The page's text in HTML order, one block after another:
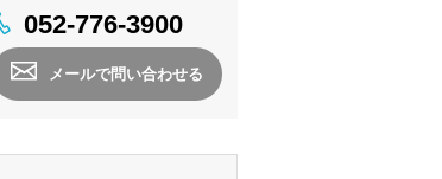
052-776-3900
メールで問い合わせる